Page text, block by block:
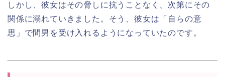
しかし、彼女はその脅しに抗うことなく、次第にその
関係に溺れていきました。そう、彼女は「自らの意
思」で間男を受け入れるようになっていたのです。